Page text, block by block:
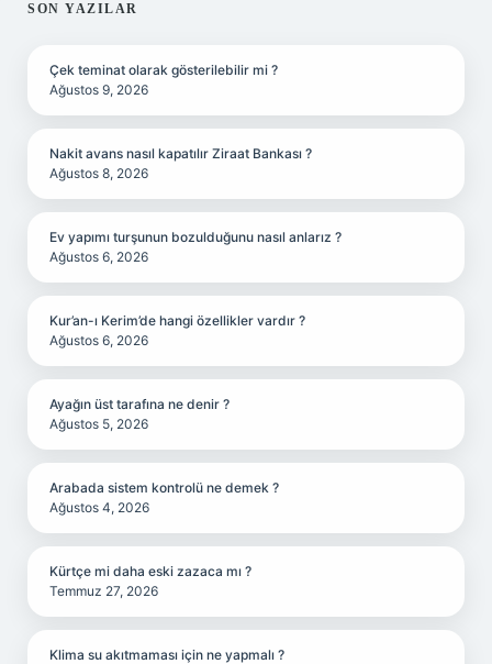
SIDEBAR
SON YAZILAR
Çek teminat olarak gösterilebilir mi ?
Ağustos 9, 2026
Nakit avans nasıl kapatılır Ziraat Bankası ?
Ağustos 8, 2026
Ev yapımı turşunun bozulduğunu nasıl anlarız ?
Ağustos 6, 2026
Kur’an-ı Kerim’de hangi özellikler vardır ?
Ağustos 6, 2026
Ayağın üst tarafına ne denir ?
Ağustos 5, 2026
Arabada sistem kontrolü ne demek ?
Ağustos 4, 2026
Kürtçe mi daha eski zazaca mı ?
Temmuz 27, 2026
Klima su akıtmaması için ne yapmalı ?